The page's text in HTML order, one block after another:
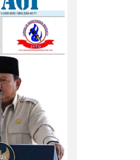
Di Akademia, Ragam
‎Bupati Dony Dorong Dewan
Kebudayaan Jadi Penggerak
Implementasi Perda
…